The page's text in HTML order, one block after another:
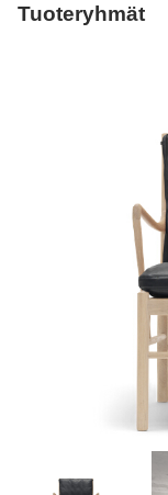
Tuoteryhmät